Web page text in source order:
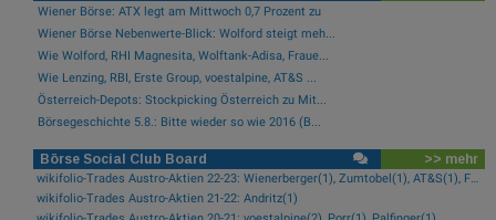
Wiener Börse: ATX legt am Mittwoch 0,7 Prozent zu
Wiener Börse Nebenwerte-Blick: Wolford steigt meh...
Wie Wolford, RHI Magnesita, Wolftank-Adisa, Fraue...
Wie Lenzing, RBI, Erste Group, voestalpine, AT&S ...
Österreich-Depots: Stockpicking Österreich zu Mit...
Börsegeschichte 5.8.: Bitte wieder so wie 2016 (B...
Börse Social Club Board >> mehr
wikifolio-Trades Austro-Aktien 22-23: Wienerberger(1), Zumtobel(1), AT&S(1), Frequentis(1), FACC(1), Kontron(1)
wikifolio-Trades Austro-Aktien 21-22: Andritz(1)